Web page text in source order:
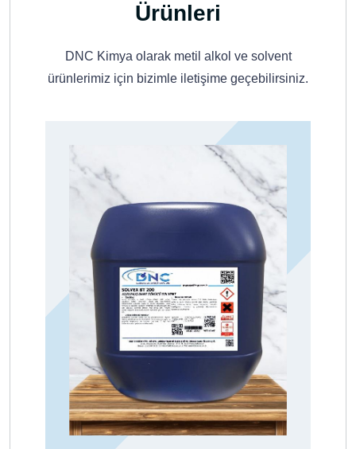
Ürünleri
DNC Kimya olarak metil alkol ve solvent
ürünlerimiz için bizimle iletişime geçebilirsiniz.